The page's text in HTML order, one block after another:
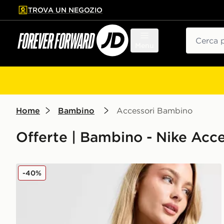
contenuto principale
a fondo pagina
TROVA UN NEGOZIO
Home Bambino Accessori Bambino
Offerte | Bambino - Nike
Nike Marsupio Small Hip
-40%